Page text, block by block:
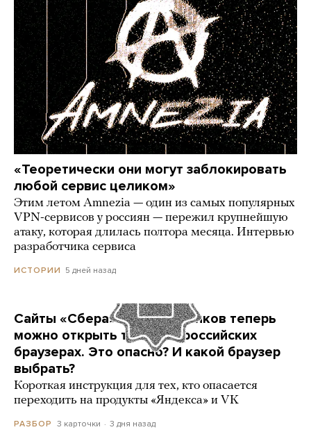
«Теоретически они могут заблокировать
любой сервис целиком»
Этим летом Amnezia — один из самых популярных
VPN-сервисов у россиян — пережил крупнейшую
атаку, которая длилась полтора месяца. Интервью
разработчика сервиса
ИСТОРИИ 5 дней назад
Сайты «Сбера» и других банков теперь
можно открыть только в российских
браузерах. Это опасно? И какой браузер
выбрать?
Короткая инструкция для тех, кто опасается
переходить на продукты «Яндекса» и VK
РАЗБОР 3 карточки 3 дня назад